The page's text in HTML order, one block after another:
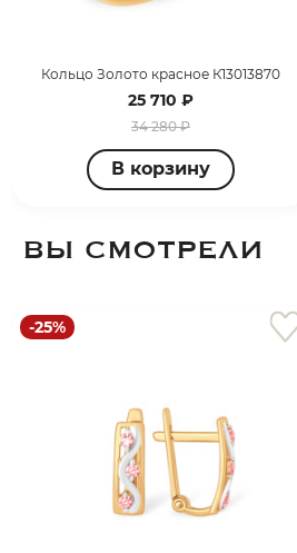
Кольцо Золото красное К13013870
25 710 ₽
34 280 ₽
В корзину
ВЫ СМОТРЕЛИ
-25%